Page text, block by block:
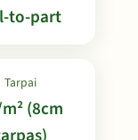
to-part
Tarpai
(8cm